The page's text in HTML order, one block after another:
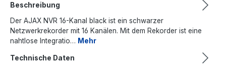
Beschreibung
Der AJAX NVR 16-Kanal black ist ein schwarzer
Netzwerkrekorder mit 16 Kanälen. Mit dem Rekorder ist eine
nahtlose Integratio… Mehr
Technische Daten